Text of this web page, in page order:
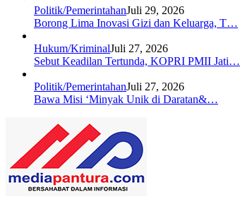
Politik/PemerintahanJuli 29, 2026
Borong Lima Inovasi Gizi dan Keluarga, T…
Hukum/KriminalJuli 27, 2026
Sebut Keadilan Tertunda, KOPRI PMII Jati…
Politik/PemerintahanJuli 27, 2026
Bawa Misi ‘Minyak Unik di Daratan&…